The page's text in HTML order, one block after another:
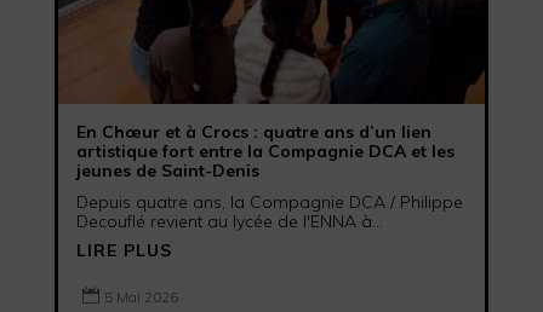
En Chœur et à Crocs : quatre ans d’un lien
artistique fort entre la Compagnie DCA et les
jeunes de Saint-Denis
Depuis quatre ans, la Compagnie DCA / Philippe
Decouflé revient au lycée de l'ENNA à...
LIRE PLUS
 5 Mai 2026